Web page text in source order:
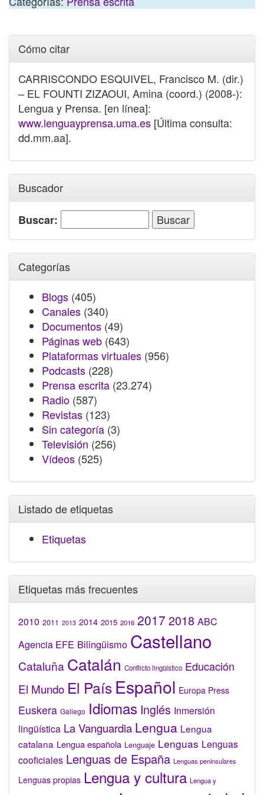
Cómo citar
CARRISCONDO ESQUIVEL, Francisco M. (dir.)
– EL FOUNTI ZIZAOUI, Amina (coord.) (2008-):
Lengua y Prensa. [en línea]:
www.lenguayprensa.uma.es [Última consulta:
dd.mm.aa].
Buscador
Buscar:
Categorías
Blogs (405)
Canales (340)
Documentos (49)
Páginas web (643)
Plataformas virtuales (956)
Podcasts (228)
Prensa escrita (23.274)
Radio (587)
Revistas (123)
Sin categoría (3)
Televisión (256)
Vídeos (525)
Listado de etiquetas
Etiquetas
Etiquetas más frecuentes
2010 2011 2013 2014 2015 2016 2017 2018 ABC
Agencia EFE Bilingüismo Castellano
Cataluña Catalán Conflicto lingüístico Educación
El Mundo El País Español Europa Press
Euskera Gallego Idiomas Inglés Inmersión
lingüística La Vanguardia Lengua Lengua
catalana Lengua española Lenguaje Lenguas Lenguas
cooficiales Lenguas de España Lenguas peninsulares
Lenguas propias Lengua y cultura Lengua y